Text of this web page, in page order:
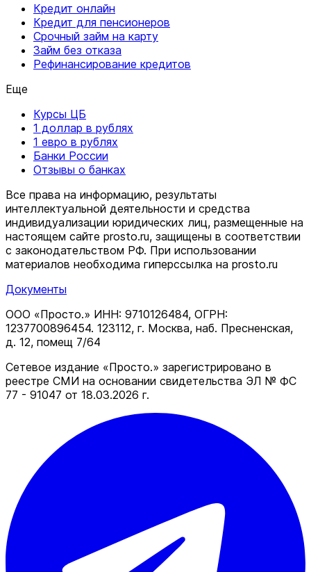
Кредит онлайн
Кредит для пенсионеров
Срочный займ на карту
Займ без отказа
Рефинансирование кредитов
Еще
Курсы ЦБ
1 доллар в рублях
1 евро в рублях
Банки России
Отзывы о банках
Все права на информацию, результаты
интеллектуальной деятельности и средства
индивидуализации юридических лиц, размещенные на
настоящем сайте prosto.ru, защищены в соответствии
c законодательством РФ. При использовании
материалов необходима гиперссылка на prosto.ru
Документы
ООО «Просто.» ИНН: 9710126484, ОГРН:
1237700896454. 123112, г. Москва, наб. Пресненская,
д. 12, помещ 7/64
Сетевое издание «Просто.» зарегистрировано в
реестре СМИ на основании свидетельства ЭЛ № ФС
77 - 91047 от 18.03.2026 г.